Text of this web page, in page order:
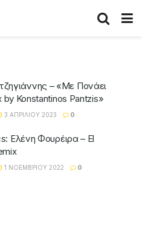
– «Με Πονάει
by Konstantinos Pantzis»
3 ΑΠΡΙΛΊΟΥ 2023 0
Ελένη Φουρέιρα – El
1 ΝΟΕΜΒΡΊΟΥ 2022 0